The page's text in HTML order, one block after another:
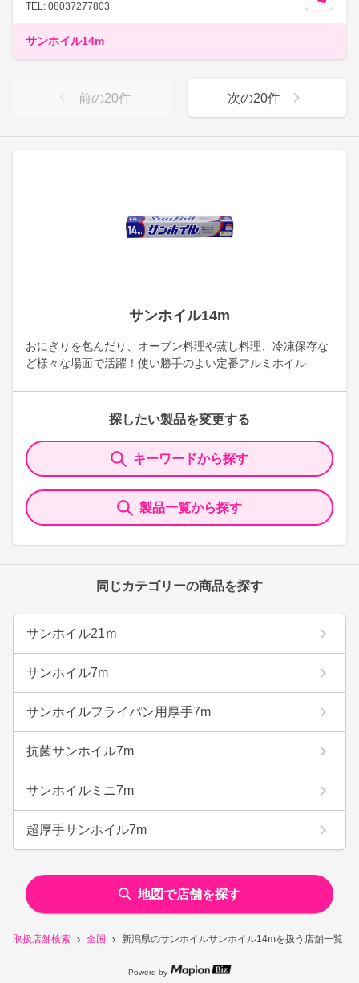
取扱店舗検索 全国 新潟県のサンホイルサンホイル14mを扱う店舗一覧
サンホイル14m
おにぎりを包んだり、オーブン料理や蒸し料理、冷凍保存な
ど様々な場面で活躍！使い勝手のよい定番アルミホイル
探したい製品を変更する
キーワードから探す
製品一覧から探す
同じカテゴリーの商品を探す
サンホイル21ｍ
サンホイル7m
サンホイルフライパン用厚手7m
抗菌サンホイル7m
サンホイルミニ7m
超厚手サンホイル7m
TEL: 08037277803
サンホイル14m
前の20件 次の20件
地図で店舗を探す
Powerd by